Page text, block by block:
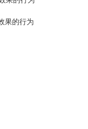
果的行为